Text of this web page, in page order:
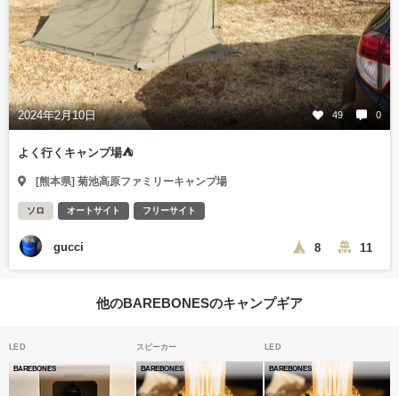
2024年2月10日 49 0
よく行くキャンプ場⛺
[熊本県] 菊池高原ファミリーキャンプ場
ソロ オートサイト フリーサイト
gucci 8 11
他のBAREBONESのキャンプギア
LED
BAREBONES
スピーカー
BAREBONES
LED
BAREBONES